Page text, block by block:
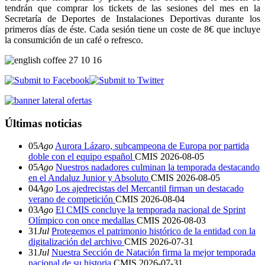
tendrán que comprar los tickets de las sesiones del mes en la
Secretaría de Deportes de Instalaciones Deportivas durante los
primeros días de éste. Cada sesión tiene un coste de 8€ que incluye
la consumición de un café o refresco.
Últimas noticias
05Ago Aurora Lázaro, subcampeona de Europa por partida
doble con el equipo español CMIS 2026-08-05
05Ago Nuestros nadadores culminan la temporada destacando
en el Andaluz Junior y Absoluto CMIS 2026-08-05
04Ago Los ajedrecistas del Mercantil firman un destacado
verano de competición CMIS 2026-08-04
03Ago El CMIS concluye la temporada nacional de Sprint
Olímpico con once medallas CMIS 2026-08-03
31Jul Protegemos el patrimonio histórico de la entidad con la
digitalización del archivo CMIS 2026-07-31
31Jul Nuestra Sección de Natación firma la mejor temporada